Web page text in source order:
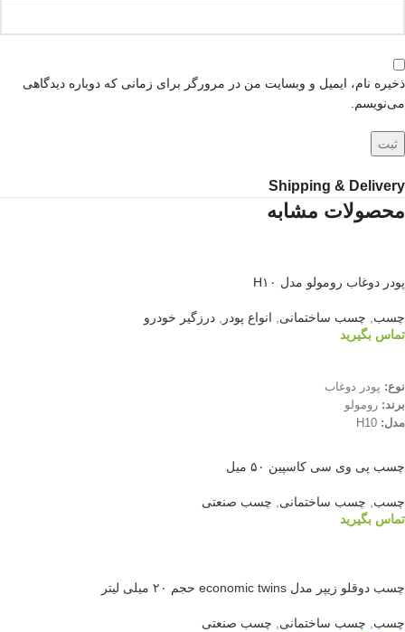
ذخیره نام، ایمیل و وبسایت من در مرورگر برای زمانی که دوباره دیدگاهی
می‌نویسم.
Shipping & Delivery
محصولات مشابه
پودر دوغاب رومولو مدل H۱۰
چسب, چسب ساختمانی, انواع پودر , درزگیر خودرو
تماس بگیرید
نوع: پودر دوغاب
برند: رومولو
مدل:
چسب پی وی سی کاسپین ۵۰ میل
چسب, چسب ساختمانی, چسب صنعتی
تماس بگیرید
چسب دوقلو زیپر مدل economic twins حجم ۲۰ میلی لیتر
چسب, چسب ساختمانی, چسب صنعتی